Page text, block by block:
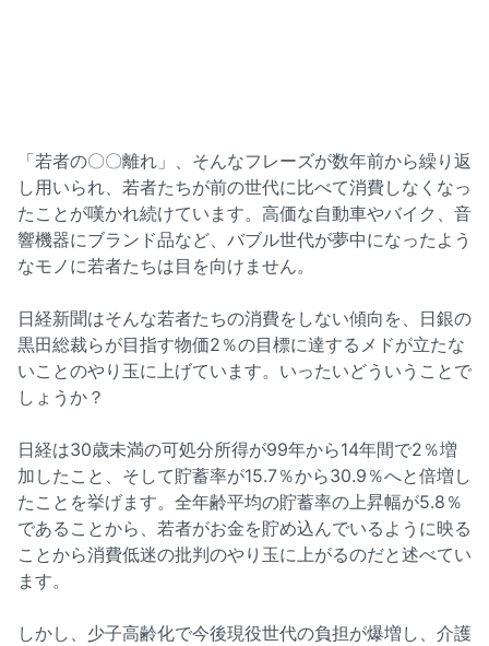
「若者の〇〇離れ」、そんなフレーズが数年前から繰り返
し用いられ、若者たちが前の世代に比べて消費しなくなっ
たことが嘆かれ続けています。高価な自動車やバイク、音
響機器にブランド品など、バブル世代が夢中になったよう
なモノに若者たちは目を向けません。
日経新聞はそんな若者たちの消費をしない傾向を、日銀の
黒田総裁らが目指す物価2％の目標に達するメドが立たな
いことのやり玉に上げています。いったいどういうことで
しょうか？
日経は30歳未満の可処分所得が99年から14年間で2％増
加したこと、そして貯蓄率が15.7％から30.9％へと倍増し
たことを挙げます。全年齢平均の貯蓄率の上昇幅が5.8％
であることから、若者がお金を貯め込んでいるように映る
ことから消費低迷の批判のやり玉に上がるのだと述べてい
ます。
しかし、少子高齢化で今後現役世代の負担が爆増し、介護